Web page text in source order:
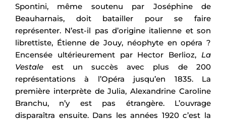
Spontini, même soutenu par Joséphine de
Beauharnais, doit batailler pour se faire
représenter. N’est-il pas d’origine italienne et son
librettiste, Étienne de Jouy, néophyte en opéra ?
Encensée ultérieurement par Hector Berlioz, La
Vestale est un succès avec plus de 200
représentations à l’Opéra jusqu’en 1835. La
première interprète de Julia, Alexandrine Caroline
Branchu, n’y est pas étrangère. L’ouvrage
disparaîtra ensuite. Dans les années 1920 c’est la